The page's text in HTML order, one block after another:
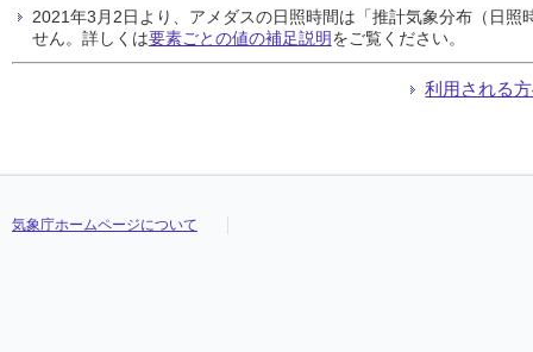
2021年3月2日より、アメダスの日照時間は「推計気象分布（日
せん。詳しくは要素ごとの値の補足説明をご覧ください。
利用される
気象庁ホームページについて